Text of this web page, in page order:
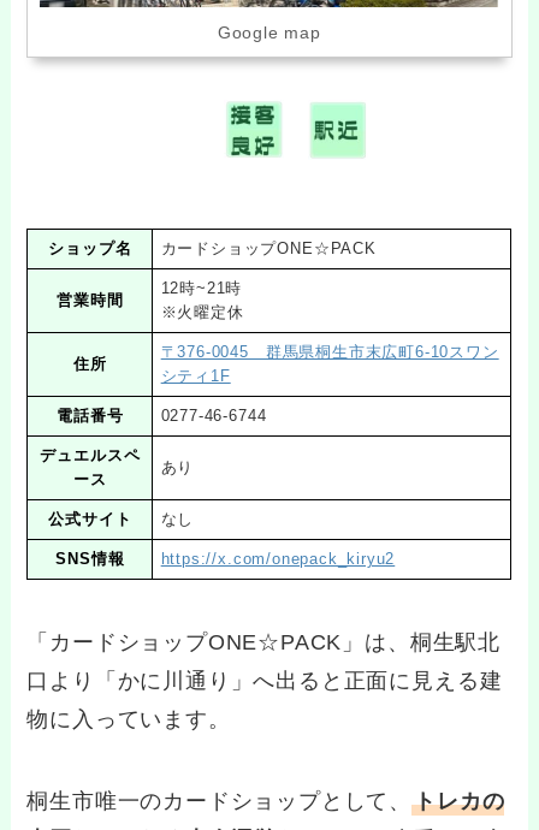
Google map
ショップ名 カードショップONE☆PACK
営業時間
12時~21時
※火曜定休
住所
〒376-0045 群馬県桐生市末広町6-10スワン
シティ1F
電話番号 0277-46-6744
デュエルスペ
ース
あり
公式サイト なし
SNS情報 https://x.com/onepack_kiryu2
「カードショップONE☆PACK」は、桐生駅北
口より「かに川通り」へ出ると正面に見える建
物に入っています。
桐生市唯一のカードショップとして、トレカの